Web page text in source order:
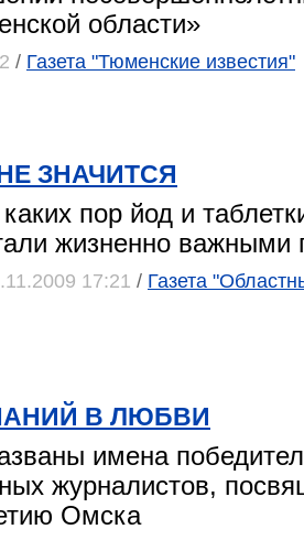
области»
/ Газета "Тюменские известия"
ЗНАЧИТСЯ
пор йод и
жизненно важными
17:21 / Газета
В ЛЮБВИ
имена
журналистов,
Омска